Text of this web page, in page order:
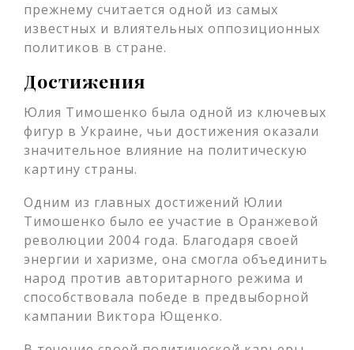
прежнему считается одной из самых
известных и влиятельных оппозиционных
политиков в стране.
Достижения
Юлия Тимошенко была одной из ключевых
фигур в Украине, чьи достижения оказали
значительное влияние на политическую
картину страны.
Одним из главных достижений Юлии
Тимошенко было ее участие в Оранжевой
революции 2004 года. Благодаря своей
энергии и харизме, она смогла объединить
народ против авторитарного режима и
способствовала победе в предвыборной
кампании Виктора Ющенко.